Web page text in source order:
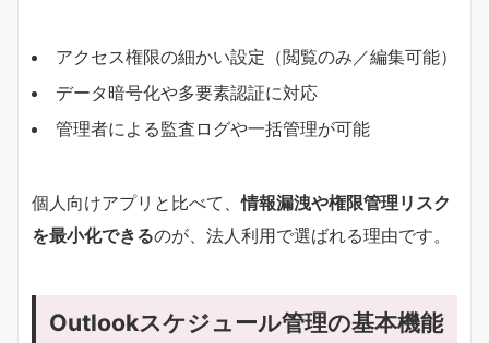
アクセス権限の細かい設定（閲覧のみ／編集可能）
データ暗号化や多要素認証に対応
管理者による監査ログや一括管理が可能
個人向けアプリと比べて、情報漏洩や権限管理リスク
を最小化できるのが、法人利用で選ばれる理由です。
Outlookスケジュール管理の基本機能